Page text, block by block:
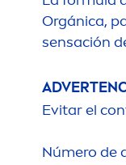
Orgánica,
sensación
Evitar el
Número de